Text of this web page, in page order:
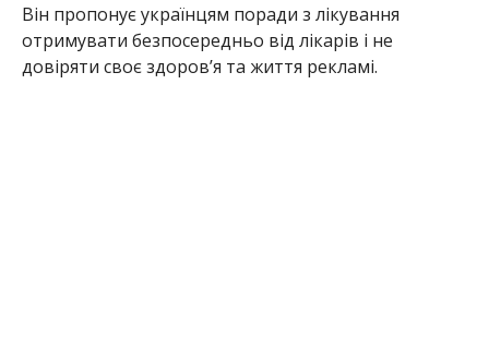
Він пропонує українцям поради з лікування
отримувати безпосередньо від лікарів і не
довіряти своє здоров’я та життя рекламі.